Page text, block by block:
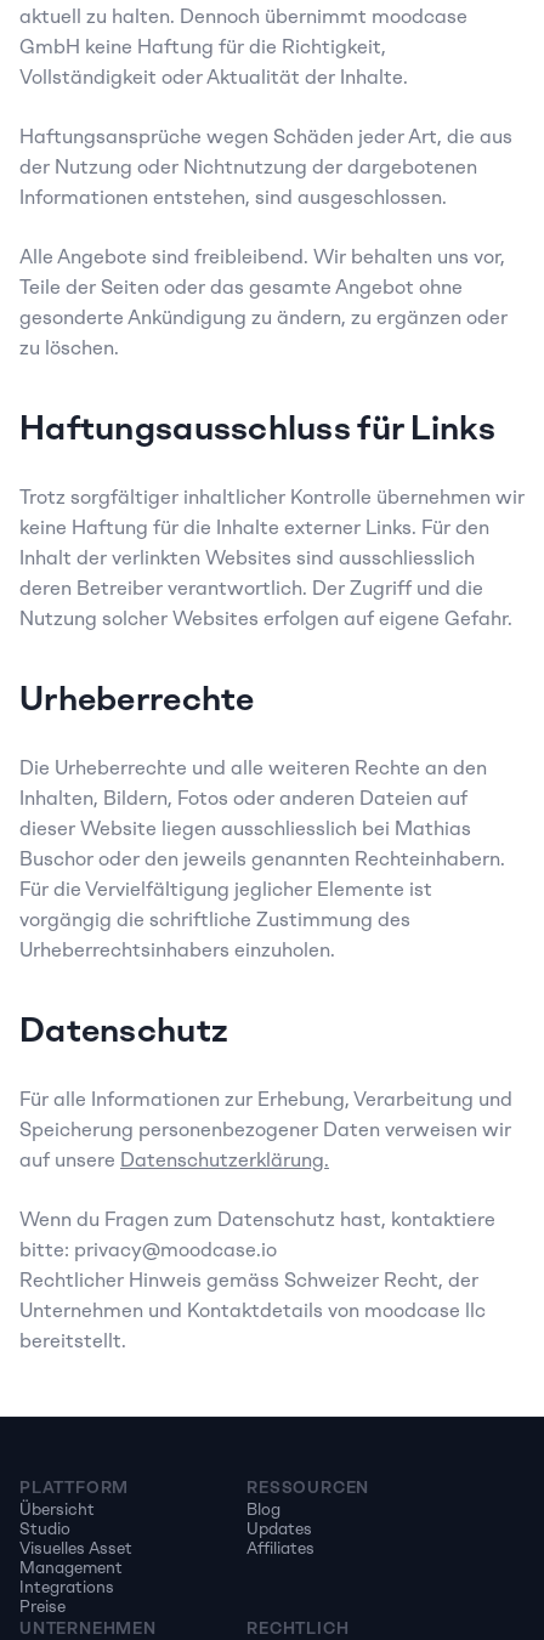
aktuell zu halten. Dennoch übernimmt moodcase
GmbH keine Haftung für die Richtigkeit,
Vollständigkeit oder Aktualität der Inhalte.
Haftungsansprüche wegen Schäden jeder Art, die aus
der Nutzung oder Nichtnutzung der dargebotenen
Informationen entstehen, sind ausgeschlossen.
Alle Angebote sind freibleibend. Wir behalten uns vor,
Teile der Seiten oder das gesamte Angebot ohne
gesonderte Ankündigung zu ändern, zu ergänzen oder
zu löschen.
Haftungsausschluss für Links
Trotz sorgfältiger inhaltlicher Kontrolle übernehmen wir
keine Haftung für die Inhalte externer Links. Für den
Inhalt der verlinkten Websites sind ausschliesslich
deren Betreiber verantwortlich. Der Zugriff und die
Nutzung solcher Websites erfolgen auf eigene Gefahr.
Urheberrechte
Die Urheberrechte und alle weiteren Rechte an den
Inhalten, Bildern, Fotos oder anderen Dateien auf
dieser Website liegen ausschliesslich bei Mathias
Buschor oder den jeweils genannten Rechteinhabern.
Für die Vervielfältigung jeglicher Elemente ist
vorgängig die schriftliche Zustimmung des
Urheberrechtsinhabers einzuholen.
Datenschutz
Für alle Informationen zur Erhebung, Verarbeitung und
Speicherung personenbezogener Daten verweisen wir
auf unsere Datenschutzerklärung.
Wenn du Fragen zum Datenschutz hast, kontaktiere
bitte: privacy@moodcase.io
Rechtlicher Hinweis gemäss Schweizer Recht, der
Unternehmen und Kontaktdetails von moodcase llc
bereitstellt.
PLATTFORM
Übersicht
Studio
Visuelles Asset
Management
Integrations
Preise
RESSOURCEN
Blog
Updates
Affiliates
UNTERNEHMEN RECHTLICH